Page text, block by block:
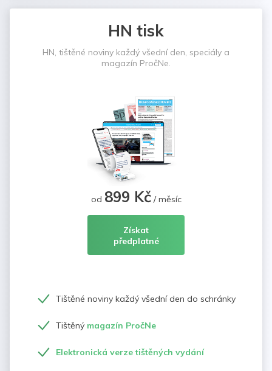
HN tisk
HN, tištěné noviny každý všední den, speciály a
magazín PročNe.
od 899 Kč/ měsíc
Získat
předplatné
Tištěné noviny každý všední den do schránky
Tištěný magazín PročNe
Elektronická verze tištěných vydání